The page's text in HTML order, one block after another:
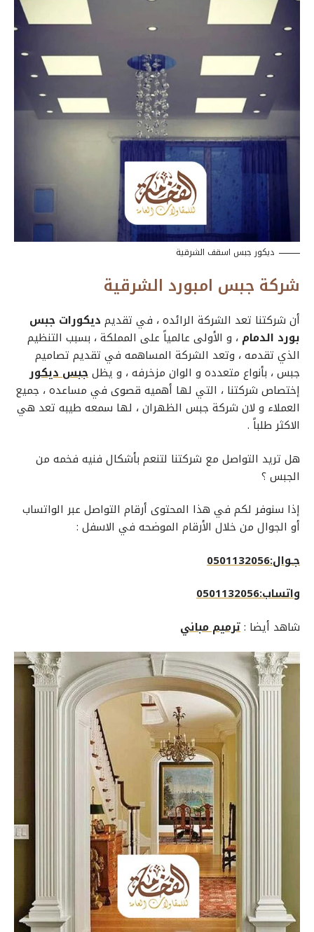
ديكور جبس اسقف الشرقية
شركة جبس امبورد الشرقية
أن شركتنا تعد الشركة الرائده ، في تقديم ديكورات جبس
بورد الدمام ، و الأولى عالمياً على المملكة ، بسبب التنظيم
الذي تقدمه ، وتعد الشركة المساهمه في تقديم تصاميم
جبس، بأنواع متعدده و الوان مزخرفه ، و يظلجبس ديكور
إختصاص شركتنا ، التي لها أهميه قصوى في مساعده ، جميع
العملاء و لان شركة جبس الظهران، لها سمعه طيبه تعد هي
الاكثر طلباً .
هل تريد التواصل مع شركتنا لتنعم بأشكال فنيه فخمه من
الجبس ؟
إذا سنوفر لكم في هذا المحتوى أرقام التواصل عبر الواتساب
أو الجوال من خلال الأرقام الموضحه في الاسفل :
جـوال:0501132056
واتساب:0501132056
شاهد أيضا :ترميم مباني